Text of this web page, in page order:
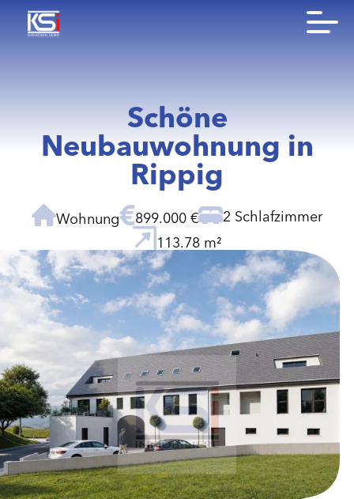
Schöne
Neubauwohnung in
Rippig
Wohnung 899.000 €
2 Schlafzimmer
113.78 m²